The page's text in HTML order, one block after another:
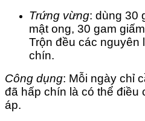
Trứng vừng: dùng 30
mật ong, 30 gam
Trộn đều các nguyên
chín.
Công dụng: Mỗi ngày chỉ
đã hấp chín là có thể điều
áp.